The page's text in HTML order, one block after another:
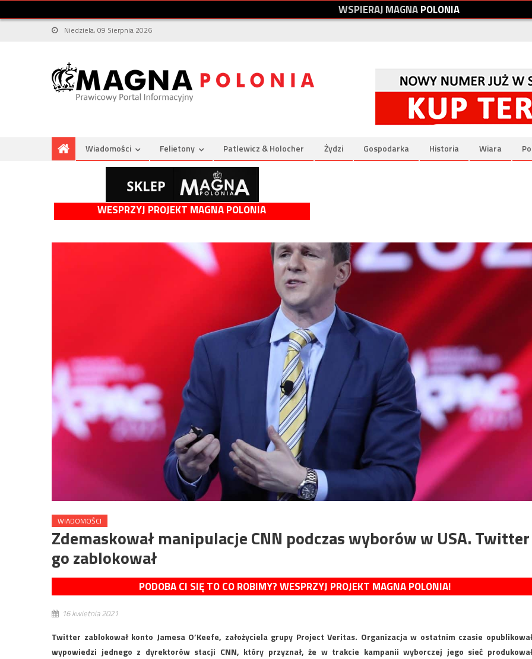
WSPIERAJMAGNAPOLONIA
Niedziela, 09 Sierpnia 2026
Wiadomości Felietony Patlewicz & Holocher Żydzi Gospodarka Historia Wiara
WESPRZYJ PROJEKT MAGNA POLONIA
WIADOMOŚCI
Zdemaskował manipulacje CNN podczas wyborów w USA. Twitter
go zablokował
PODOBA CI SIĘ TO CO ROBIMY? WESPRZYJ PROJEKT MAGNA POLONIA!
16 kwietnia 2021
Twitter zablokował konto Jamesa O’Keefe, założyciela grupy Project Veritas. Organizacja w ostatnim czasie
wypowiedzi jednego z dyrektorów stacji CNN, który przyznał, że w trakcie kampanii wyborczej jego sieć